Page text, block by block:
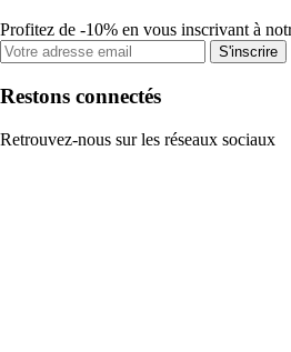
Profitez de -10% en vous inscrivant à
S'inscrire
Restons connectés
Retrouvez-nous sur les réseaux sociaux